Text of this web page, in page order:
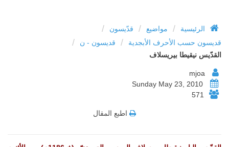
الرئيسية / مواضيع / قدّيسون /
قديسون حسب الأحرف الأبجدية / قديسون - ن /
القدّيس نيقيطا بيريسلاف
571
اطبع المقال